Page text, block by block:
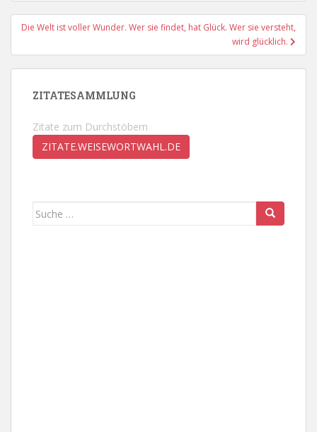
Die Welt ist voller Wunder. Wer sie findet, hat Glück. Wer sie versteht,
wird glücklich.
ZITATESAMMLUNG
Zitate zum Durchstöbern
ZITATE.WEISEWORTWAHL.DE
Suche